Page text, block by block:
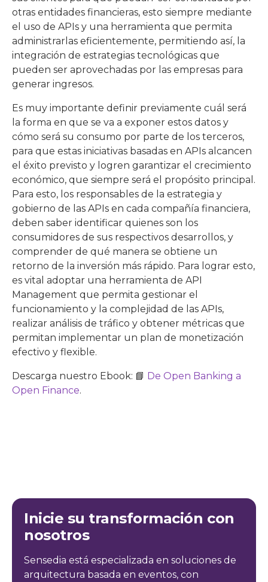
otras entidades financieras, esto siempre mediante
el uso de APIs y una herramienta que permita
administrarlas eficientemente, permitiendo así, la
integración de estrategias tecnológicas que
pueden ser aprovechadas por las empresas para
generar ingresos.
Es muy importante definir previamente cuál será
la forma en que se va a exponer estos datos y
cómo será su consumo por parte de los terceros,
para que estas iniciativas basadas en APIs alcancen
el éxito previsto y logren garantizar el crecimiento
económico, que siempre será el propósito principal.
Para esto, los responsables de la estrategia y
gobierno de las APIs en cada compañía financiera,
deben saber identificar quienes son los
consumidores de sus respectivos desarrollos, y
comprender de qué manera se obtiene un
retorno de la inversión más rápido. Para lograr esto,
es vital adoptar una herramienta de API
Management que permita gestionar el
funcionamiento y la complejidad de las APIs,
realizar análisis de tráfico y obtener métricas que
permitan implementar un plan de monetización
efectivo y flexible.
Descarga nuestro Ebook: 📘 De Open Banking a
Open Finance.
Inicie su transformación con
nosotros
Sensedia está especializada en soluciones de
arquitectura basada en eventos, con